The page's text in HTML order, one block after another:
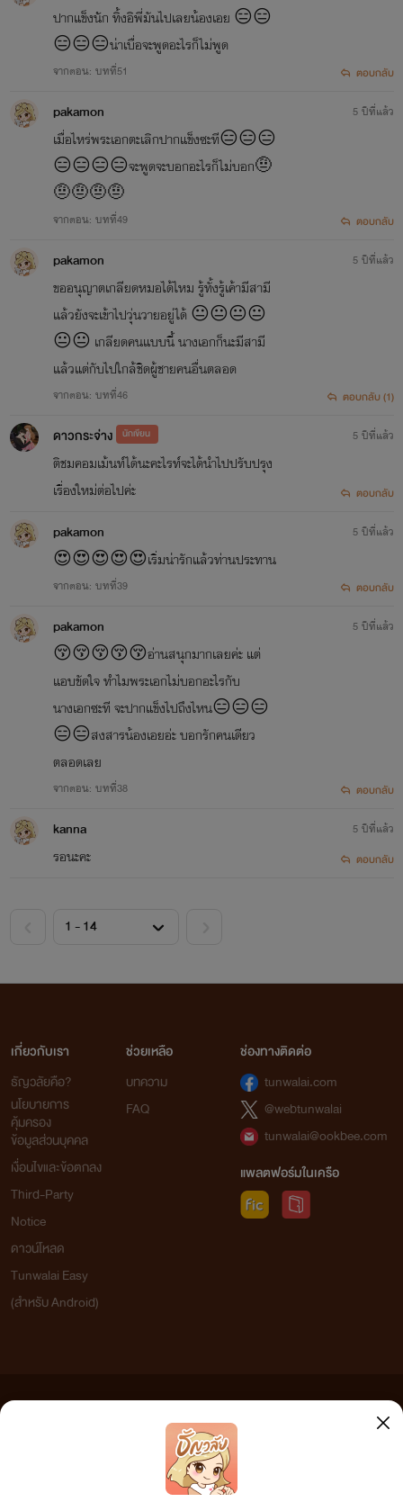
ปากแข็งนัก ทิ้งอิพี่มันไปเลยน้องเอย 😑😑
😑😑😑น่าเบื่อจะพูดอะไรก็ไม่พูด
จากตอน: บทที่51 ตอบกลับ
pakamon
เมื่อไหร่พระเอกตะเลิกปากแข็งซะที😑😑😑
😑😑😑😑จะพูดจะบอกอะไรก็ไม่บอก🤨
🤨🤨🤨🤨
จากตอน: บทที่49
5 ปีที่แล้ว
ตอบกลับ
pakamon
ขออนุญาตเกลียดหมอได้ไหม รู้ทั้งรู้เค้ามีสามี
แล้วยังจะเข้าไปวุ่นวายอยู่ได้ 😐😐😐😐
😐😐 เกลียดคนแบบนี้ นางเอกก็นะมีสามี
แล้วแต่กับไปใกล้ชิดผู้ชายคนอื่นตลอด
จากตอน: บทที่46
5 ปีที่แล้ว
ตอบกลับ (1)
ดาวกระจ่าง นักเขียน
ติชมคอมเม้นท์ได้นะคะไรท์จะได้นำไปปรับปรุง
เรื่องใหม่ต่อไปค่ะ
5 ปีที่แล้ว
ตอบกลับ
pakamon
😍😍😍😍😍เริ่มน่ารักแล้วท่านประทาน
จากตอน: บทที่39
5 ปีที่แล้ว
ตอบกลับ
pakamon
😚😚😚😚😚อ่านสนุกมากเลยค่ะ แต่
แอบขัดใจ ทำไมพระเอกไม่บอกอะไรกับ
นางเอกซะที จะปากแข็งไปถึงไหน😑😑😑
😑😑สงสารน้องเอยอ่ะ บอกรักคนเดียว
ตลอดเลย
จากตอน: บทที่38
5 ปีที่แล้ว
ตอบกลับ
kanna
รอนะคะ
5 ปีที่แล้ว
ตอบกลับ
เกี่ยวกับเรา
ธัญวลัยคือ?
นโยบายการ
คุ้มครอง
ข้อมูลส่วนบุคคล
เงื่อนไขและข้อตกลง
Third-Party
Notice
ดาวน์โหลด
Tunwalai Easy
(สำหรับ Android)
ช่วยเหลือ
บทความ
FAQ
ช่องทางติดต่อ
tunwalai.com
@webtunwalai
tunwalai@ookbee.com
แพลตฟอร์มในเครือ
เว็บไซต์แห่งนี้ไม่ได้เห็นด้วยและไม่ขอรับผิดชอบต่อข้อความใดๆ ทั้งสิ้น ดังนั้นผู้อ่านทุกท่านโปรดใช้
วิจารณญาณในการกลั่นกรองด้วยตนเอง และหากท่านพบข้อความใดๆ ที่ขัดต่อกฎหมายและศีลธรรม
กรุณาแจ้งมาที่ tunwalai@ookbee.com เพื่อทีมงานจะได้ดำเนินการในทันที ทั้งนี้ ทางเว็บไซต์ขอสงวน
ลิขสิทธิ์ตามพระราชบัญญัติลิขสิทธิ์ (ฉบับเพิ่มเติม) พ.ศ.2558